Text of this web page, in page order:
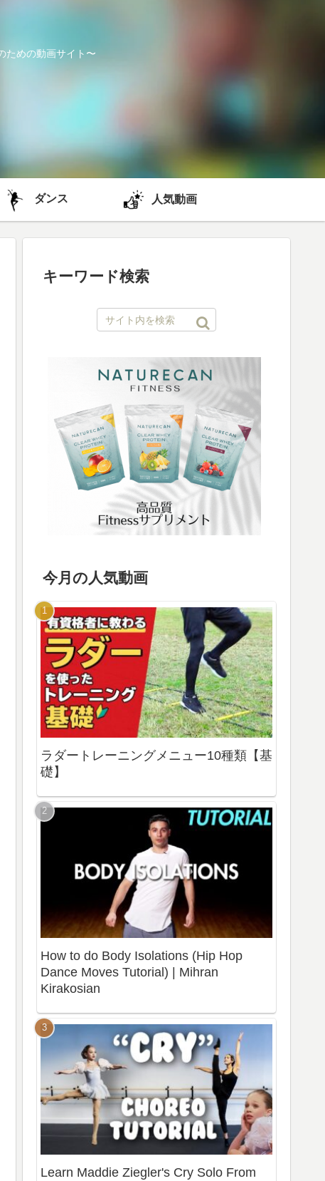
ための動画サイト〜
ダンス 人気動画
キーワード検索
今月の人気動画
ラダートレーニングメニュー10種類【基
礎】
How to do Body Isolations (Hip Hop
Dance Moves Tutorial) | Mihran
Kirakosian
Learn Maddie Ziegler's Cry Solo From